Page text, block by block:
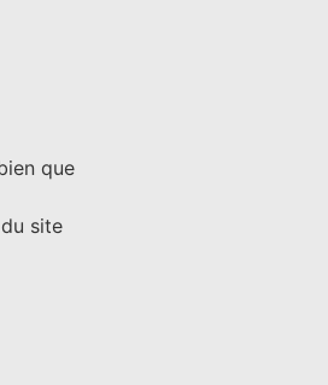
que
site